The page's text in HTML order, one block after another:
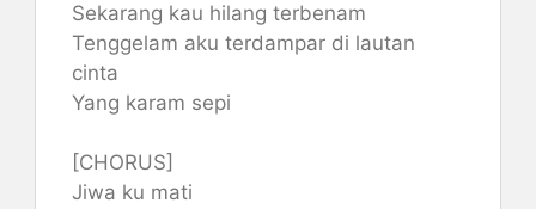
Sekarang kau hilang terbenam
Tenggelam aku terdampar di lautan
cinta
Yang karam sepi
[CHORUS]
Jiwa ku mati